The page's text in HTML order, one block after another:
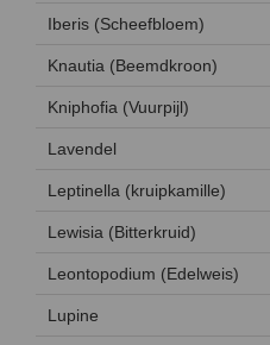
Iberis (Scheefbloem)
Knautia (Beemdkroon)
Kniphofia (Vuurpijl)
Lavendel
Leptinella (kruipkamille)
Lewisia (Bitterkruid)
Leontopodium (Edelweis)
Lupine